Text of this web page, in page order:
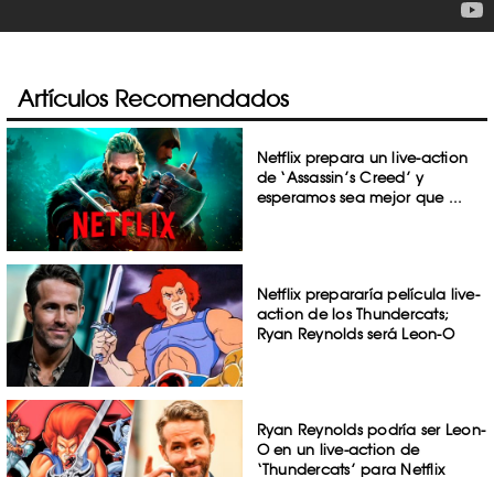
Artículos Recomendados
Netflix prepara un live-action
de ‘Assassin’s Creed’ y
esperamos sea mejor que ...
Netflix prepararía película live-
action de los Thundercats;
Ryan Reynolds será Leon-O
Ryan Reynolds podría ser Leon-
O en un live-action de
‘Thundercats’ para Netflix